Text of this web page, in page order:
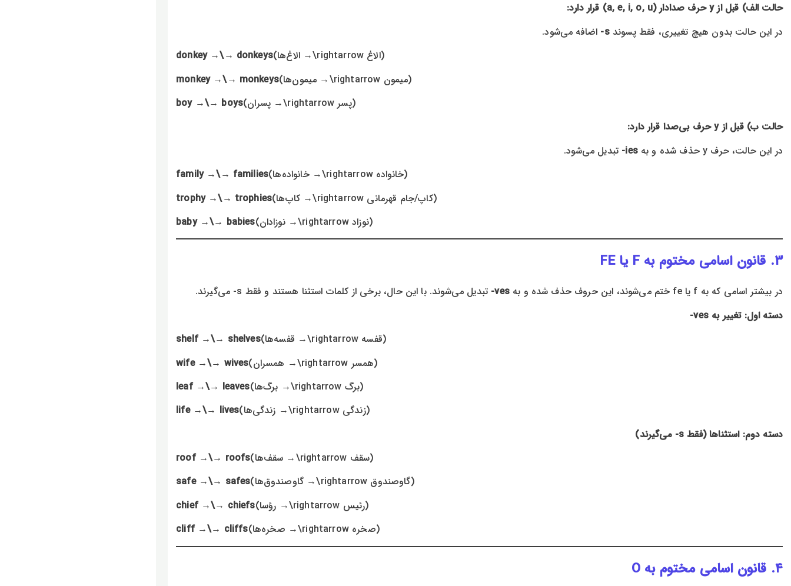
حالت الف) قبل از y حرف صدادار (a, e, i, o, u) قرار دارد:
در این حالت بدون هیچ تغییری، فقط پسوندs- اضافه می‌شود.
donkey →\→ donkeys
(الاغ \rightarrow
→ الاغ‌ها)
monkey →\→ monkeys
(میمون \rightarrow
→ میمون‌ها)
boy →\→ boys
(پسر \rightarrow
→ پسران)
حالت ب) قبل از y حرف بی‌صدا قرار دارد:
در این حالت، حرف y حذف شده و به
ies- تبدیل می‌شود.
family →\→ families
(خانواده\rightarrow
→ خانواده‌ها)
trophy →\→ trophies
(کاپ/جام قهرمانی \rightarrow
→ کاپ‌ها)
baby →\→ babies
(نوزاد\rightarrow → نوزادان)
۳. قانون اسامی مختوم به F یا FE
در بیشتر اسامی که به f یا fe ختم می‌شوند، این حروف حذف شده و به ves- تبدیل می‌شوند. با این حال، برخی از کلمات استثنا هستند و فقط s- می‌گیرند.
دسته اول: تغییر به ves-
shelf →\→ shelves
(قفسه \rightarrow
→ قفسه‌ها)
wife →\→ wives
(همسر \rightarrow
→ همسران)
leaf →\→ leaves
(برگ \rightarrow
→ برگ‌ها)
life →\→ lives
(زندگی\rightarrow
→ زندگی‌ها)
دسته دوم: استثناها (فقط s- می‌گیرند)
roof →\→ roofs
(سقف \rightarrow
→ سقف‌ها)
safe →\→ safes
(گاوصندوق \rightarrow
→ گاوصندوق‌ها)
chief →\→ chiefs
(رئیس \rightarrow
→ رؤسا)
cliff →\→ cliffs
(صخره\rightarrow → صخره‌ها)
۴. قانون اسامی مختوم به O